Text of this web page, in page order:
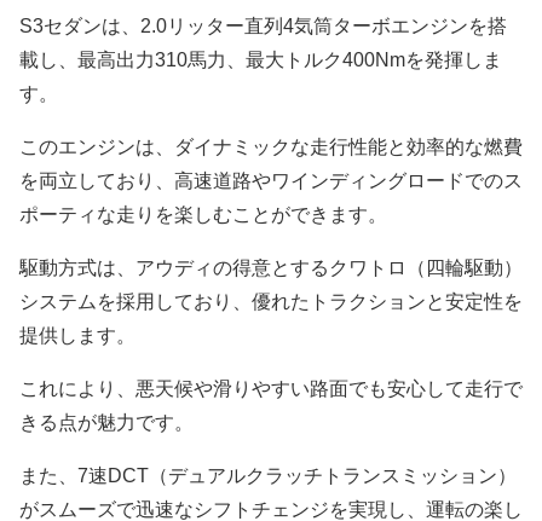
S3セダンは、2.0リッター直列4気筒ターボエンジンを搭
載し、最高出力310馬力、最大トルク400Nmを発揮しま
す。
このエンジンは、ダイナミックな走行性能と効率的な燃費
を両立しており、高速道路やワインディングロードでのス
ポーティな走りを楽しむことができます。
駆動方式は、アウディの得意とするクワトロ（四輪駆動）
システムを採用しており、優れたトラクションと安定性を
提供します。
これにより、悪天候や滑りやすい路面でも安心して走行で
きる点が魅力です。
また、7速DCT（デュアルクラッチトランスミッション）
がスムーズで迅速なシフトチェンジを実現し、運転の楽し